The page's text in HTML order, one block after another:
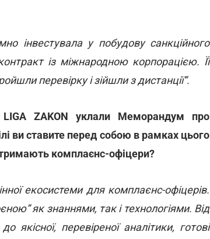
інвестувала у побудову санкційного
із міжнародною корпорацією. Її
перевірку і зійшли з дистанції”.
ZAKON уклали Меморандум про
ви ставите перед собою в рамках цього
комплаєнс-офіцери?
екосистеми для комплаєнс-офіцерів.
як знаннями, так і технологіями. Від
якісної, перевіреної аналітики, готові